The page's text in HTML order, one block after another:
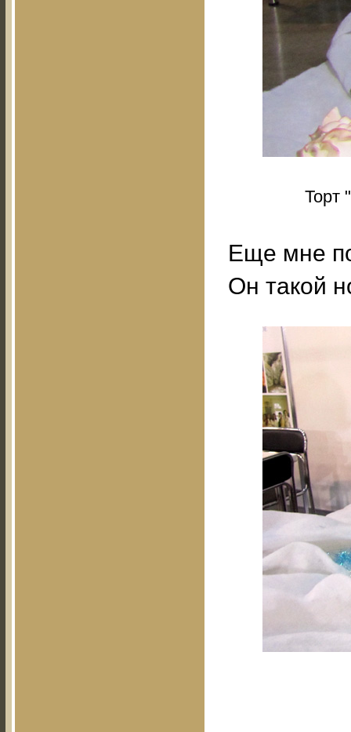
Торт
Еще мне
Он такой